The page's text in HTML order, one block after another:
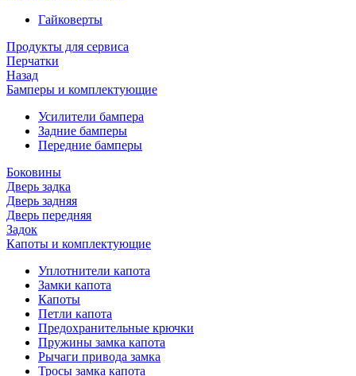
Гайковерты
Продукты для сервиса
Перчатки
Назад
Бамперы и комплектующие
Усилители бампера
Задние бамперы
Передние бамперы
Боковины
Дверь задка
Дверь задняя
Дверь передняя
Задок
Капоты и комплектующие
Уплотнители капота
Замки капота
Капоты
Петли капота
Предохранительные крючки
Пружины замка капота
Рычаги привода замка
Тросы замка капота